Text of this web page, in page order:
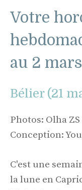
Votre
au 2
Bélier (21
Photos: Olha
Conception:
C'est une
la lune en